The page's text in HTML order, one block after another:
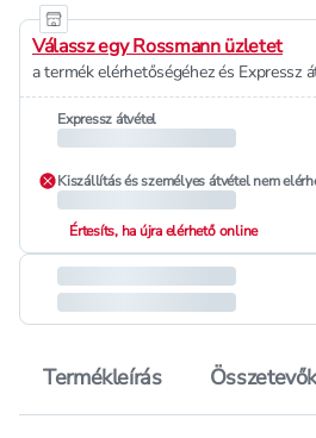
Válassz egy Rossmann üzletet
a termék elérhetőségéhez és Expressz
Expressz átvétel
Kiszállítás és személyes átvétel nem
Értesíts, ha újra elérhető online
Termékleírás